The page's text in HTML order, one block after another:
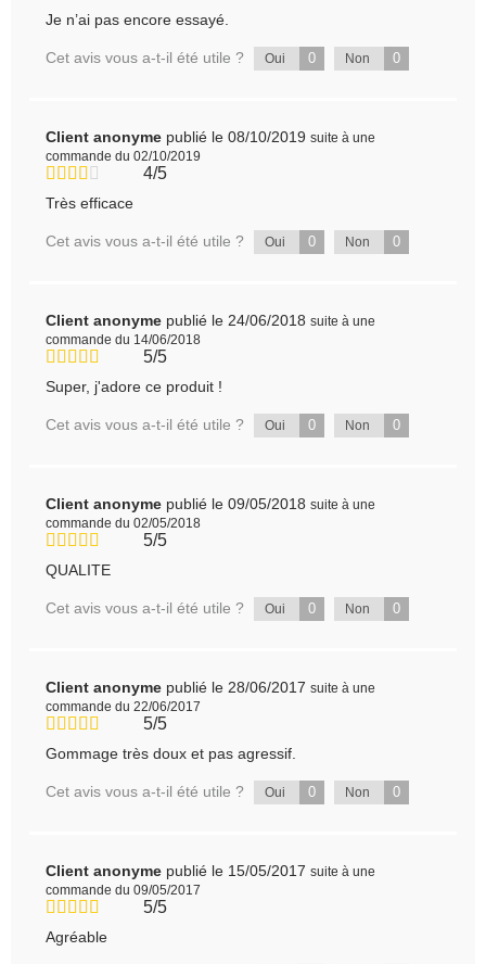
Je n’ai pas encore essayé.
Cet avis vous a-t-il été utile ? Oui 0 Non 0
Client anonyme publié le 08/10/2019 suite à une
commande du 02/10/2019
4/5
Très efficace
Cet avis vous a-t-il été utile ? Oui 0 Non 0
Client anonyme publié le 24/06/2018 suite à une
commande du 14/06/2018
5/5
Super, j'adore ce produit !
Cet avis vous a-t-il été utile ? Oui 0 Non 0
Client anonyme publié le 09/05/2018 suite à une
commande du 02/05/2018
5/5
QUALITE
Cet avis vous a-t-il été utile ? Oui 0 Non 0
Client anonyme publié le 28/06/2017 suite à une
commande du 22/06/2017
5/5
Gommage très doux et pas agressif.
Cet avis vous a-t-il été utile ? Oui 0 Non 0
Client anonyme publié le 15/05/2017 suite à une
commande du 09/05/2017
5/5
Agréable